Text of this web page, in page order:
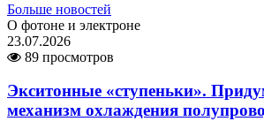
Больше новостей
О фотоне и электроне
23.07.2026
89 просмотров
Экситонные «ступеньки».
механизм охлаждения